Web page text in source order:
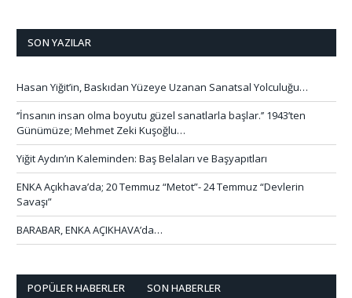
SON YAZILAR
Hasan Yiğit’in, Baskıdan Yüzeye Uzanan Sanatsal Yolculuğu…
‘’İnsanın insan olma boyutu güzel sanatlarla başlar.’’ 1943’ten
Günümüze; Mehmet Zeki Kuşoğlu…
Yiğit Aydın’ın Kaleminden: Baş Belaları ve Başyapıtları
ENKA Açıkhava’da; 20 Temmuz “Metot”- 24 Temmuz “Devlerin
Savaşı”
BARABAR, ENKA AÇIKHAVA’da…
POPÜLER HABERLER SON HABERLER